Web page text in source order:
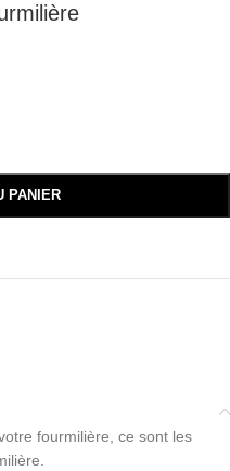
PANIER
fourmilière, ce sont les